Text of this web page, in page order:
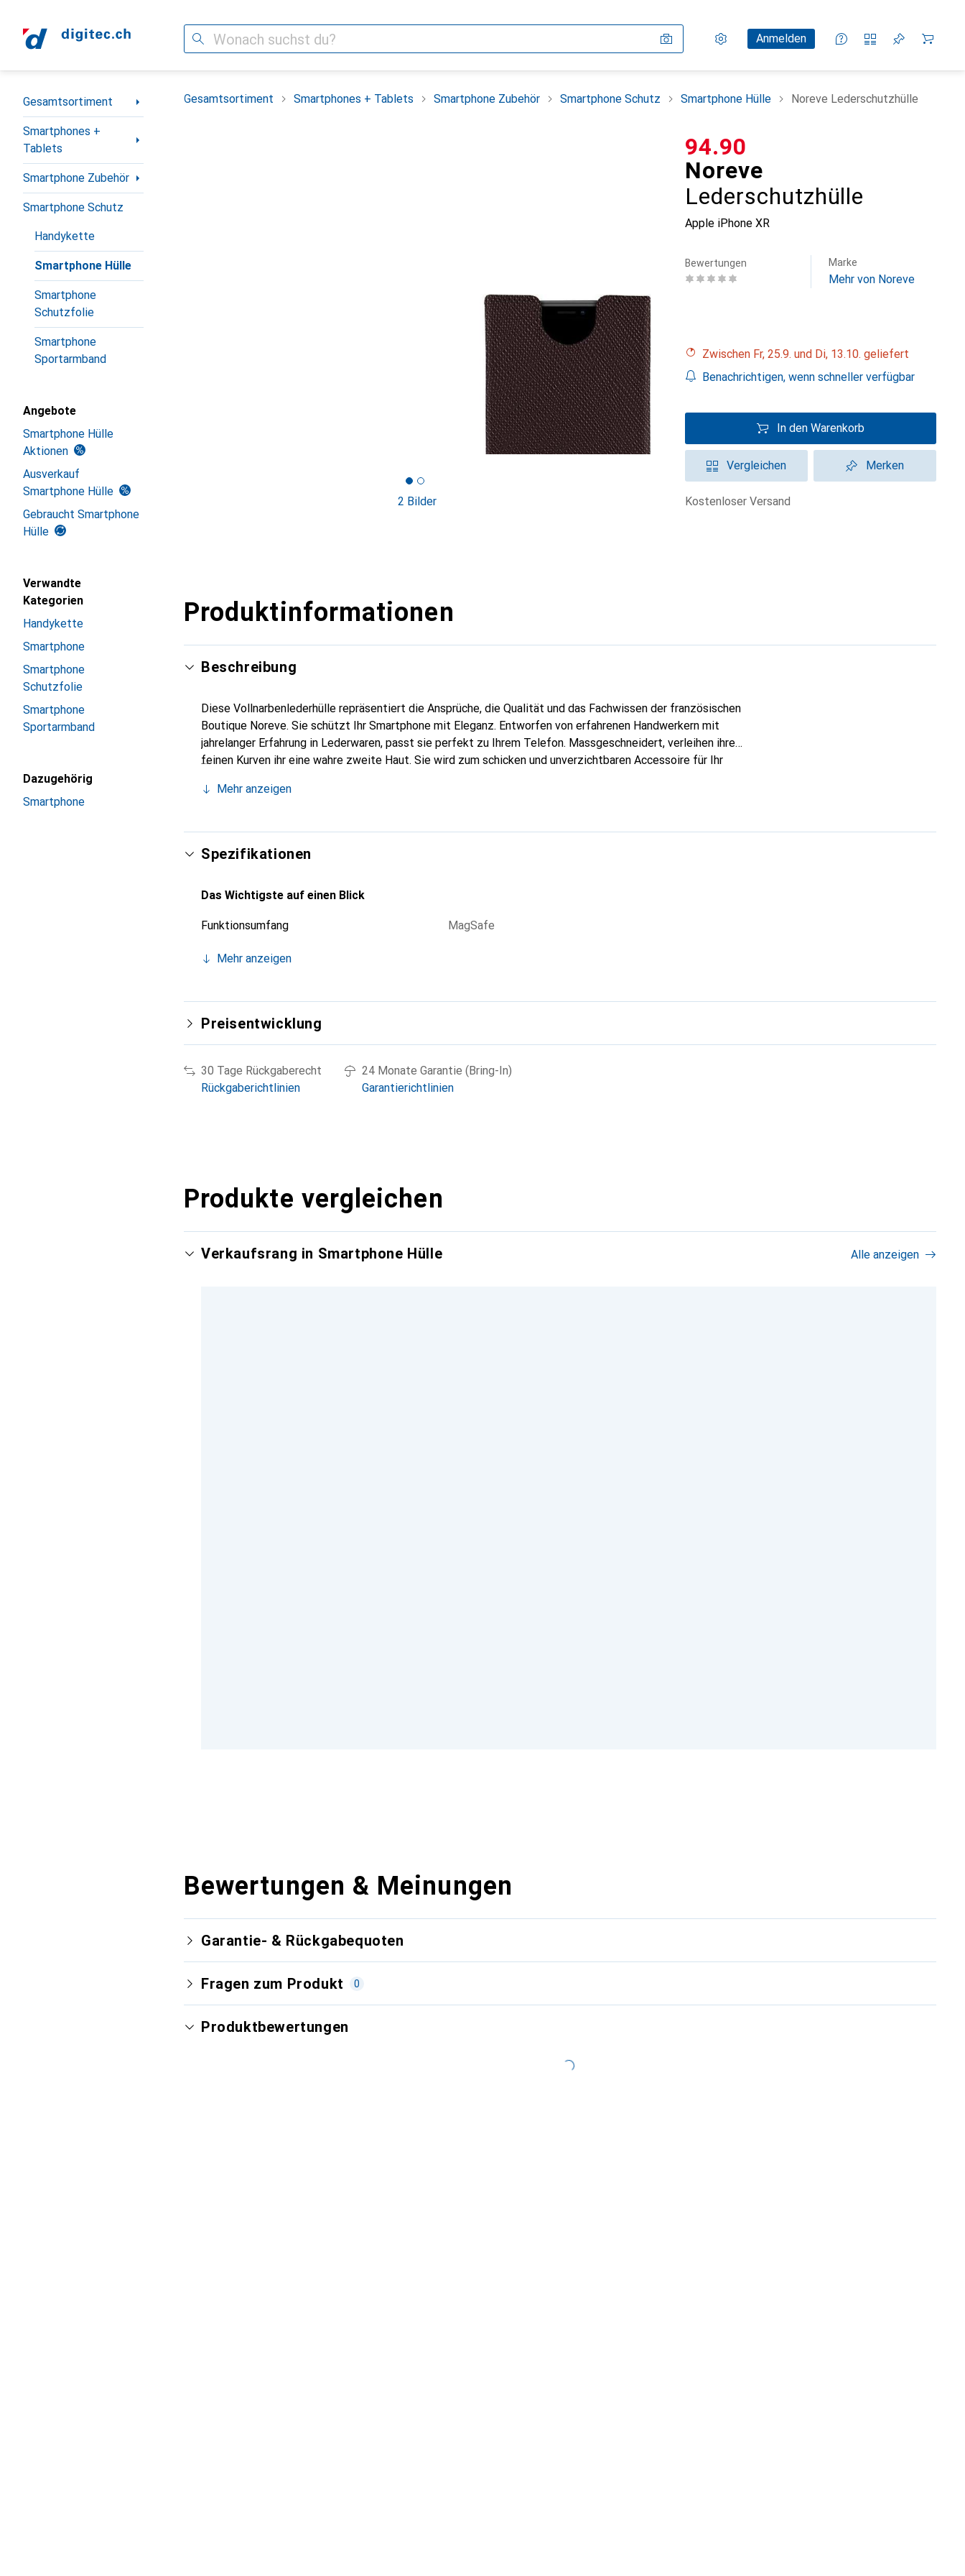
Suche Einstellungen
KundenkontoAnmelden
Vergleichslisten
Merklisten
Warenkorb
Navigation nach Kategorien
Gesamtsortiment
Smartphones +
Tablets
Smartphone Zubehör
Smartphone Schutz
Handykette
Smartphone Hülle
Smartphone
Schutzfolie
Smartphone
Sportarmband
Angebote
Smartphone Hülle
Aktionen
Ausverkauf
Smartphone Hülle
Gebraucht Smartphone
Hülle
Verwandte
Kategorien
Handykette
Smartphone
Smartphone
Schutzfolie
Smartphone
Sportarmband
Dazugehörig
Smartphone
Gesamtsortiment Smartphones + Tablets Smartphone Zubehör Smartphone Schutz Smartphone Hülle Noreve Lederschutzhülle
2 Bilder
Noreve
Lederschutzhülle
Apple iPhone XR
CHF
94.90
Bewertungen Marke
Mehr von Noreve
Zwischen Fr, 25.9. und Di, 13.10. geliefert
Benachrichtigen, wenn schneller verfügbar
In den Warenkorb
Vergleichen Merken
kostenloser Versand
Produktinformationen
Beschreibung
Diese Vollnarbenlederhülle repräsentiert die Ansprüche, die Qualität und das Fachwissen der französischen
Boutique Noreve. Sie schützt Ihr Smartphone mit Eleganz. Entworfen von erfahrenen Handwerkern mit
jahrelanger Erfahrung in Lederwaren, passt sie perfekt zu Ihrem Telefon. Massgeschneidert, verleihen ihre
feinen Kurven ihr eine wahre zweite Haut. Sie wird zum schicken und unverzichtbaren Accessoire für Ihr
Wahl für eine anspruchsvolle Kundschaft.
Mehr anzeigen
Spezifikationen
Das Wichtigste auf einen Blick
Funktionsumfang MagSafe
Mehr anzeigen
Preisentwicklung
30 Tage Rückgaberecht
Rückgaberichtlinien
24 Monate Garantie (Bring-In)
Garantierichtlinien
Produkte vergleichen
Verkaufsrang in Smartphone Hülle Alle anzeigen
Bewertungen & Meinungen
Garantie- & Rückgabequoten
Fragen zum Produkt 0
Produktbewertungen